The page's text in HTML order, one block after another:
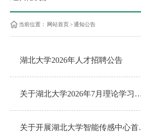
当前位置： 网站首页>通知公告
湖北大学2026年人才招聘公告
关于湖北大学2026年7月理论
关于开展